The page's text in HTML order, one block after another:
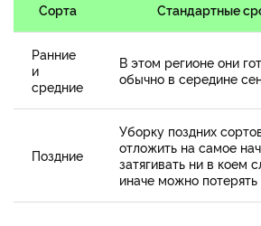
Сорта Стандартные
Ранние
и
средние
В этом регионе они
обычно в середине
Поздние
Уборку поздних
отложить на самое
затягивать ни в коем
иначе можно